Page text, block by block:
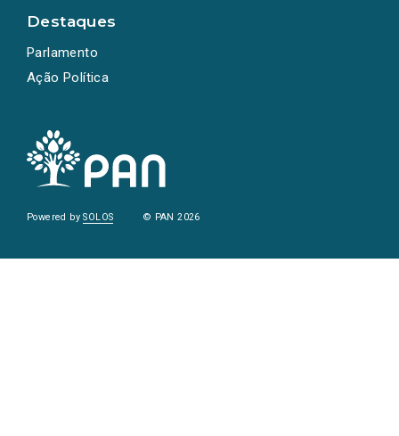
Destaques
Parlamento
Ação Política
Powered bySOLOS © PAN 2026